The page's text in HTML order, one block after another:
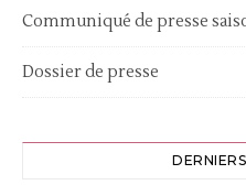
Communiqué de presse
Dossier de presse